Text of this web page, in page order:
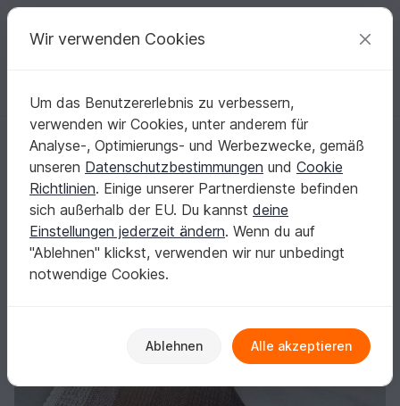
Deine kreativen Ideen
Deutsch | € (EUR) einloggen Kostenlos registrieren
Startseite Häkeln Tücher Dreieckstücher
Anleitung: Asymmetrische Tuch " blomsterfelt"
Anleitung: Asymmetrische Tuch "
blomsterfelt"
Wir verwenden Cookies
Um das Benutzererlebnis zu verbessern,
verwenden wir Cookies, unter anderem für
Analyse-, Optimierungs- und Werbezwecke, gemäß
unseren Datenschutzbestimmungen und Cookie
Richtlinien. Einige unserer Partnerdienste befinden
sich außerhalb der EU. Du kannst deine
Einstellungen jederzeit ändern. Wenn du auf
"Ablehnen" klickst, verwenden wir nur unbedingt
notwendige Cookies.
Ablehnen Alle akzeptieren